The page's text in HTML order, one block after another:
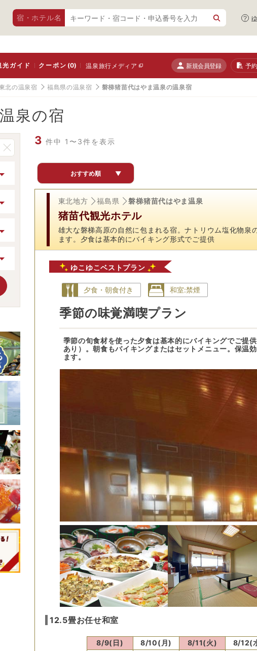
宿・ホテル名
光ガイド クーポン(0) 温泉旅行メディア 新規会員登録 予
東北の温泉宿 福島県の温泉宿 磐梯猪苗代はやま温泉の温泉宿
泉の宿
3 件中 1〜3件を表示
おすすめ順 ▼
東北地方 福島県 磐梯猪苗代はやま温泉
猪苗代観光ホテル
雄大な磐梯高原の自然に包まれる宿。ナトリウム塩化物泉
ます。夕食は基本的にバイキング形式でご提供
ゆこゆこベストプラン
夕食・朝食付き 和室:禁煙
季節の味覚満喫プラン
季節の旬食材を使った夕食は基本的にバイキングでご提
あり）。朝食もバイキングまたはセットメニュー。保温
ます。
12.5畳お任せ和室
8/9(日) 8/10(月) 8/11(火) 8/12(